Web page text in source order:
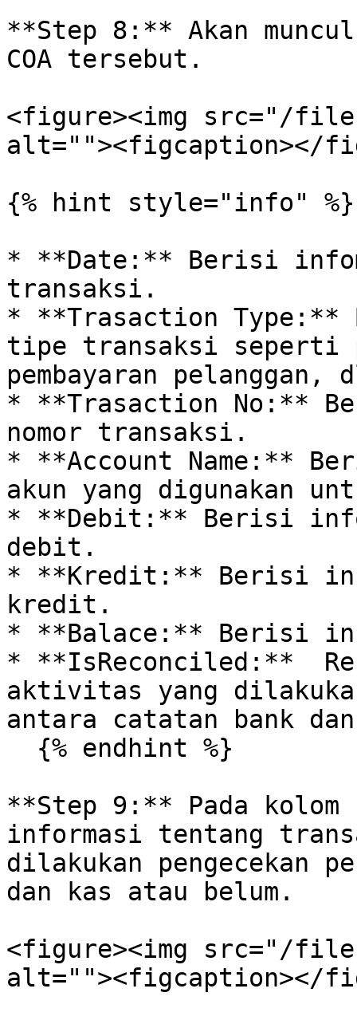
**Step 8:** Akan
COA tersebut.
<figure><img src="/files/
alt=""><figcaption></
{% hint style="info" %}
* **Date:** Berisi
transaksi.
* **Trasaction
tipe transaksi seperti
pembayaran pelanggan,
* **Trasaction No:**
nomor transaksi.
* **Account Name:**
akun yang digunakan
* **Debit:** Berisi
debit.
* **Kredit:** Berisi
kredit.
* **Balace:** Berisi
* **IsReconciled:**
aktivitas yang
antara catatan bank
**Step 9:** Pada kolom
informasi tentang
dilakukan pengecekan
dan kas atau belum.
<figure><img src="/files/
alt=""><figcaption></